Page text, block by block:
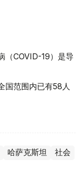
（COVID-19）是导
国范围内已有58人
哈萨克斯坦 社会